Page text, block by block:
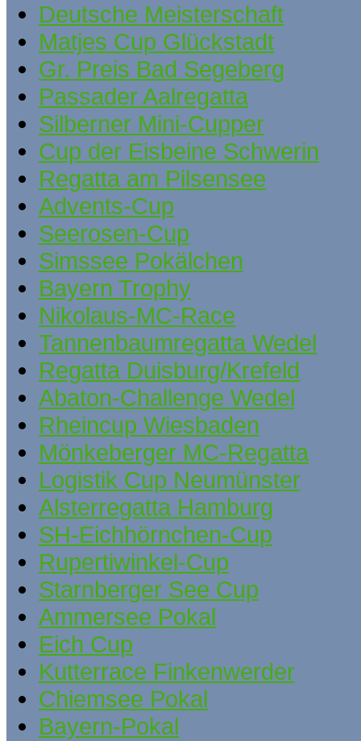
Deutsche Meisterschaft
Matjes Cup Glückstadt
Gr. Preis Bad Segeberg
Passader Aalregatta
Silberner Mini-Cupper
Cup der Eisbeine Schwerin
Regatta am Pilsensee
Advents-Cup
Seerosen-Cup
Simssee Pokälchen
Bayern Trophy
Nikolaus-MC-Race
Tannenbaumregatta Wedel
Regatta Duisburg/Krefeld
Abaton-Challenge Wedel
Rheincup Wiesbaden
Mönkeberger MC-Regatta
Logistik Cup Neumünster
Alsterregatta Hamburg
SH-Eichhörnchen-Cup
Rupertiwinkel-Cup
Starnberger See Cup
Ammersee Pokal
Eich Cup
Kutterrace Finkenwerder
Chiemsee Pokal
Bayern-Pokal